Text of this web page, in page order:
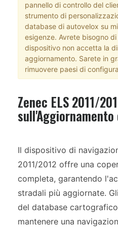
pannello di controllo del
strumento di
database di autovelox su
esigenze. Avrete bisogno
dispositivo non accetta la
aggiornamento. Sarete in
rimuovere paesi di
Zenec ELS 2011/
Il dispositivo di
2011/2012 offre una
completa, garantendo
stradali più aggiornate.
del database
mantenere una